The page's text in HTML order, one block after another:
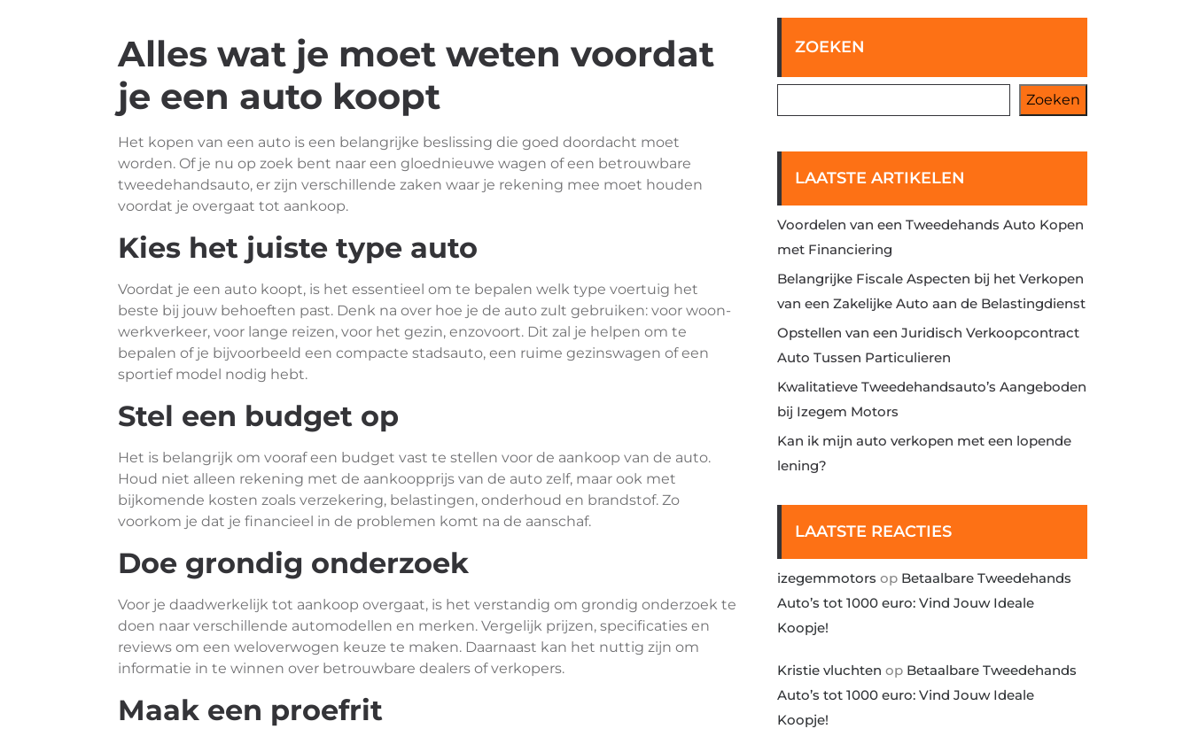
Alles wat je moet weten voordat
je een auto koopt
Het kopen van een auto is een belangrijke beslissing die goed doordacht moet
worden. Of je nu op zoek bent naar een gloednieuwe wagen of een betrouwbare
tweedehandsauto, er zijn verschillende zaken waar je rekening mee moet houden
voordat je overgaat tot aankoop.
Kies het juiste type auto
Voordat je een auto koopt, is het essentieel om te bepalen welk type voertuig het
beste bij jouw behoeften past. Denk na over hoe je de auto zult gebruiken: voor woon-
werkverkeer, voor lange reizen, voor het gezin, enzovoort. Dit zal je helpen om te
bepalen of je bijvoorbeeld een compacte stadsauto, een ruime gezinswagen of een
sportief model nodig hebt.
Stel een budget op
Het is belangrijk om vooraf een budget vast te stellen voor de aankoop van de auto.
Houd niet alleen rekening met de aankoopprijs van de auto zelf, maar ook met
bijkomende kosten zoals verzekering, belastingen, onderhoud en brandstof. Zo
voorkom je dat je financieel in de problemen komt na de aanschaf.
Doe grondig onderzoek
Voor je daadwerkelijk tot aankoop overgaat, is het verstandig om grondig onderzoek te
doen naar verschillende automodellen en merken. Vergelijk prijzen, specificaties en
reviews om een weloverwogen keuze te maken. Daarnaast kan het nuttig zijn om
informatie in te winnen over betrouwbare dealers of verkopers.
Maak een proefrit
ZOEKEN
Zoeken
LAATSTE ARTIKELEN
Voordelen van een Tweedehands Auto Kopen
met Financiering
Belangrijke Fiscale Aspecten bij het Verkopen
van een Zakelijke Auto aan de Belastingdienst
Opstellen van een Juridisch Verkoopcontract
Auto Tussen Particulieren
Kwalitatieve Tweedehandsauto’s Aangeboden
bij Izegem Motors
Kan ik mijn auto verkopen met een lopende
lening?
LAATSTE REACTIES
izegemmotors op Betaalbare Tweedehands
Auto’s tot 1000 euro: Vind Jouw Ideale
Koopje!
Kristie vluchten op Betaalbare Tweedehands
Auto’s tot 1000 euro: Vind Jouw Ideale
Koopje!